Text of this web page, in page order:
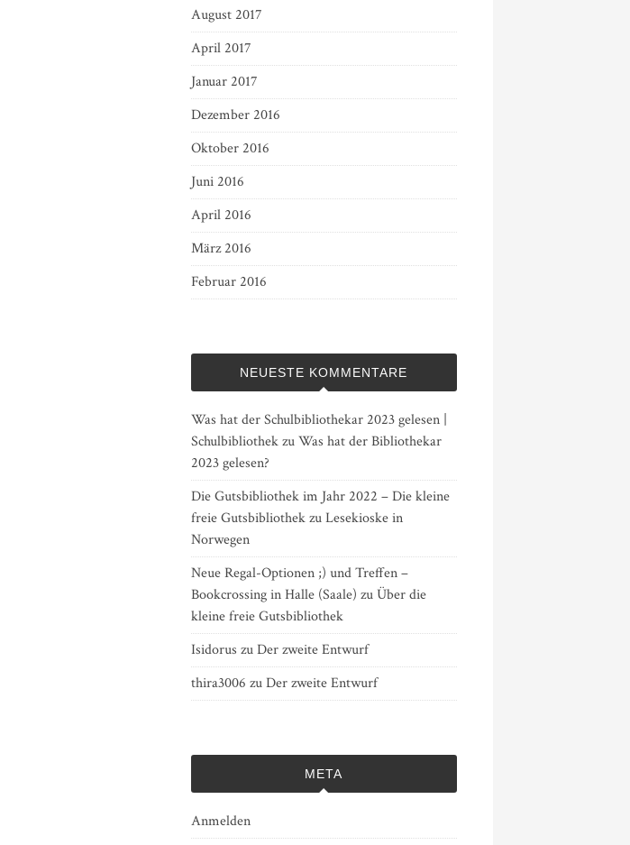
August 2017
April 2017
Januar 2017
Dezember 2016
Oktober 2016
Juni 2016
April 2016
März 2016
Februar 2016
NEUESTE KOMMENTARE
Was hat der Schulbibliothekar 2023 gelesen |
SchulbibliothekzuWas hat der Bibliothekar
2023 gelesen?
Die Gutsbibliothek im Jahr 2022 – Die kleine
freie GutsbibliothekzuLesekioske in
Norwegen
Neue Regal-Optionen ;) und Treffen –
Bookcrossing in Halle (Saale) zuÜber die
kleine freie Gutsbibliothek
Isidorus zuDer zweite Entwurf
thira3006 zuDer zweite Entwurf
META
Anmelden